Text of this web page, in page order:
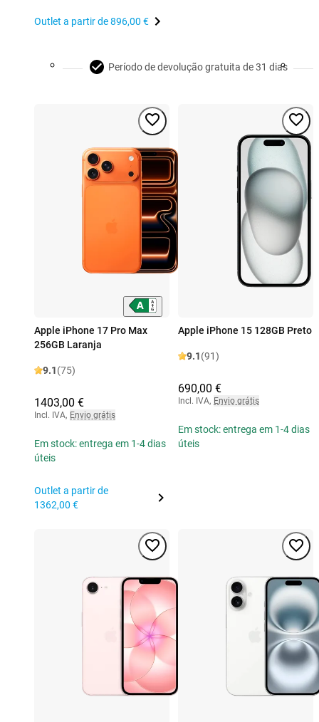
Outlet a partir de896,00 €
Período de devolução gratuita de 31 dias
Apple iPhone 17 Pro Max
256GB Laranja
9.1(75)
1403,00 €
Incl. IVA, Envio grátis
Em stock: entrega em 1-4 dias
úteis
Outlet a partir de
1362,00 €
Apple iPhone 15 128GB Preto
9.1(91)
690,00 €
Incl. IVA, Envio grátis
Em stock: entrega em 1-4 dias
úteis